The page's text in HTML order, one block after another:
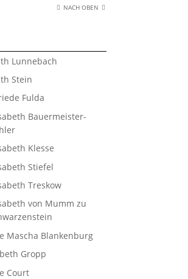
NACH OBEN
Lunnebach
Stein
Fulda
Bauermeister-
Klesse
Stiefel
Treskow
von Mumm zu
Mascha Blankenburg
Gropp
Court